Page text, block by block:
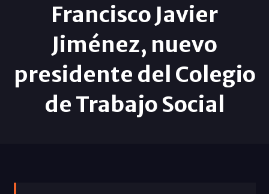
Francisco Javier
Jiménez, nuevo
presidente del Colegio
de Trabajo Social